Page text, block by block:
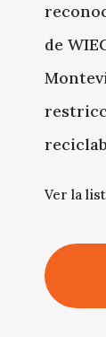
de
Ver la